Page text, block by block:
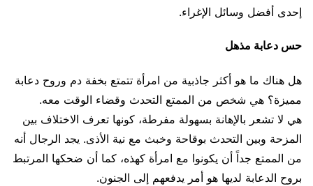
إحدى أفضل وسائل الإغراء.
حس دعابة مذهل
هل هناك ما هو أكثر جاذبية من امرأة تتمتع بخفة دم وروح دعابة
مميزة؟ هي شخص من الممتع التحدث وقضاء الوقت معه.
هي لا تشعر بالإهانة بسهولة مفرطة، كونها تعرف الاختلاف بين
المزحة وبين التحدث بوقاحة وخبث مع نية الأذى. يجد الرجال أنه
من الممتع جداً أن يكونوا مع امرأة كهذه، كما أن ضحكها المرتبط
بروح الدعابة لديها هو أمر يدفعهم إلى الجنون.